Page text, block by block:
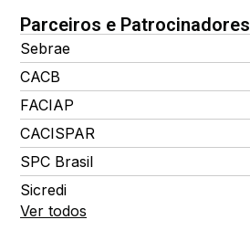
Parceiros e Patrocinadores
Sebrae
CACB
FACIAP
CACISPAR
SPC Brasil
Sicredi
Ver todos